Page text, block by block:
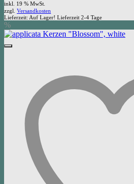
inkl. 19 % MwSt.
zzgl. Versandkosten
Lieferzeit: Auf Lager! Lieferzeit 2-4 Tage
%